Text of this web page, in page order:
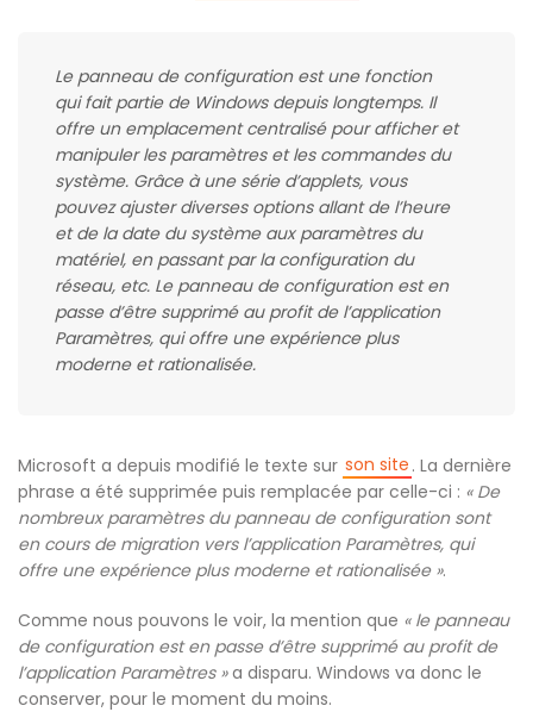
Le panneau de configuration est une fonction
qui fait partie de Windows depuis longtemps. Il
offre un emplacement centralisé pour afficher et
manipuler les paramètres et les commandes du
système. Grâce à une série d’applets, vous
pouvez ajuster diverses options allant de l’heure
et de la date du système aux paramètres du
matériel, en passant par la configuration du
réseau, etc. Le panneau de configuration est en
passe d’être supprimé au profit de l’application
Paramètres, qui offre une expérience plus
moderne et rationalisée.
Microsoft a depuis modifié le texte sur son site . La dernière
phrase a été supprimée puis remplacée par celle-ci : « De
nombreux paramètres du panneau de configuration sont
en cours de migration vers l’application Paramètres, qui
offre une expérience plus moderne et rationalisée ».
Comme nous pouvons le voir, la mention que « le panneau
de configuration est en passe d’être supprimé au profit de
l’application Paramètres »a disparu. Windows va donc le
conserver, pour le moment du moins.